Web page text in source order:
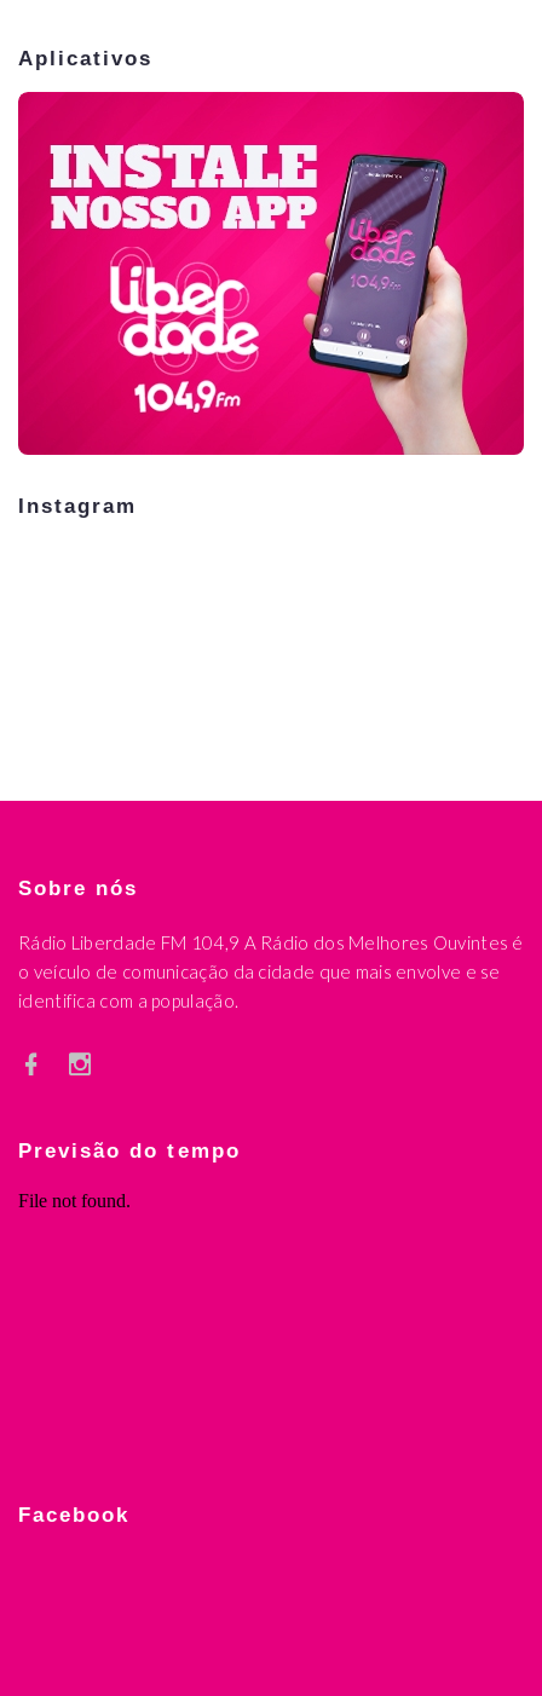
Aplicativos
Instagram
Sobre nós
Rádio Liberdade FM 104,9 A Rádio dos Melhores Ouvintes é
o veículo de comunicação da cidade que mais envolve e se
identifica com a população.
Previsão do tempo
Facebook